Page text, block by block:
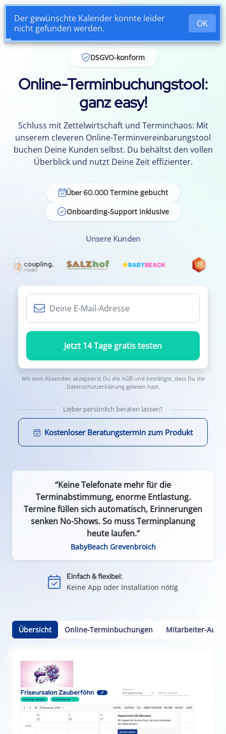
Login
DSGVO-konform
Online-Terminbuchungstool:
ganz easy!
Schluss mit Zettelwirtschaft und Terminchaos: Mit
unserem cleveren Online-Terminvereinbarungstool
buchen Deine Kunden selbst. Du behältst den vollen
Überblick und nutzt Deine Zeit effizienter.
Über 60.000Termine gebucht
Onboarding-Support inklusive
Unsere Kunden
Jetzt 14 Tage gratis testen
Mit dem Absenden akzeptierst Du die AGBund bestätigst, dass Du die
Datenschutzerklärunggelesen hast.
Lieber persönlich beraten lassen?
Kostenloser Beratungstermin zum Produkt
“Keine Telefonate mehr für die
Terminabstimmung, enorme Entlastung.
Termine füllen sich automatisch, Erinnerungen
senken No-Shows. So muss Terminplanung
heute laufen.“
BabyBeach Grevenbroich
Weniger Leerlauf durch Terminausfälle
Keine App oder Installation nötig
Kundenbindung:
Termine per Klick in den Smartphone-Kalender
Übersicht Online-Terminbuchungen Mitarbeiter-